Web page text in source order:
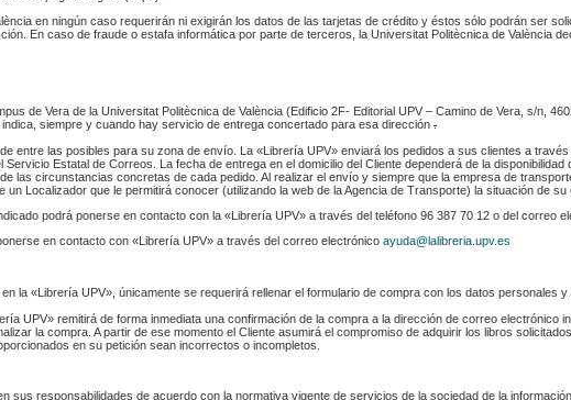
en ningún caso requerirán ni exigirán los datos de las tarjetas de crédito y éstos sólo podrán ser
En caso de fraude o estafa informática por parte de terceros, la Universitat Politècnica de València
de Vera de la Universitat Politècnica de València (Edificio 2F- Editorial UPV – Camino de Vera, s/n,
siempre y cuando hay servicio de entrega concertado para esa dirección .
entre las posibles para su zona de envío. La «Librería UPV» enviará los pedidos a sus clientes a
Estatal de Correos. La fecha de entrega en el domicilio del Cliente dependerá de la
las circunstancias concretas de cada pedido. Al realizar el envío y siempre que la empresa de
un Localizador que le permitirá conocer (utilizando la web de la Agencia de Transporte) la situación de su
podrá ponerse en contacto con la «Librería UPV» a través del teléfono 96 387 70 12 o del correo
en contacto con «Librería UPV» a través del correo electrónico ayuda@lalibreria.upv.es
la «Librería UPV», únicamente se requerirá rellenar el formulario de compra con los datos personales y
UPV» remitirá de forma inmediata una confirmación de la compra a la dirección de correo electrónico
la compra. A partir de ese momento el Cliente asumirá el compromiso de adquirir los libros
en su petición sean incorrectos o incompletos.
sus responsabilidades de acuerdo con la normativa vigente de servicios de la sociedad de la